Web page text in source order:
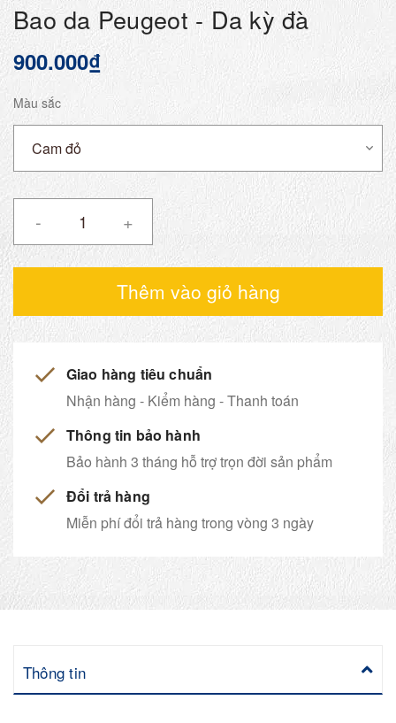
Bao da Peugeot - Da kỳ đà
900.000₫
Màu sắc
- +
Thêm vào giỏ hàng
Giao hàng tiêu chuẩn
Nhận hàng - Kiểm hàng - Thanh toán
Thông tin bảo hành
Bảo hành 3 tháng hỗ trợ trọn đời sản phẩm
Đổi trả hàng
Miễn phí đổi trả hàng trong vòng 3 ngày
Thông tin